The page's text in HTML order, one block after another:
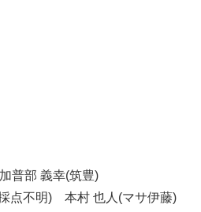
部 義幸(筑豊)
点不明) 本村 也人(マサ伊藤)